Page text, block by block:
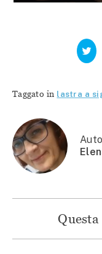
Fai
clic
qui
(Si
Taggato in lastra a